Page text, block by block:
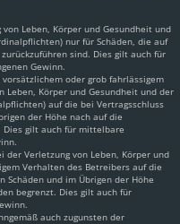
Leben, Körper und Gesundheit und
nur für Schäden, die auf
sind. Dies gilt auch für
Gewinn.
oder grob fahrlässigem
Leben, Körper und Gesundheit und der
auf die bei Vertragsschluss
der Höhe nach auf die
Dies gilt auch für mittelbare
der Verletzung von Leben, Körper und
Verhalten des Betreibers auf die
Schäden und im Übrigen der Höhe
begrenzt. Dies gilt auch für
auch zugunsten der